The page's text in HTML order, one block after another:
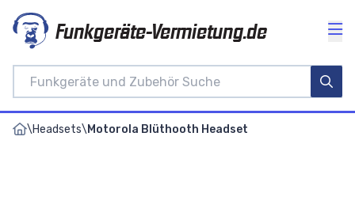
Funkgeräte-Vermietung.de
\Headsets\Motorola Blüthooth Headset